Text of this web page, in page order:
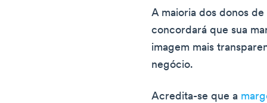
A maioria dos donos
concordará que sua
imagem mais
negócio.
Acredita-se que a